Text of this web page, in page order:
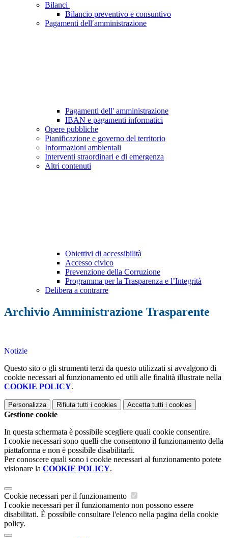
Bilanci
Bilancio preventivo e consuntivo
Pagamenti dell′amministrazione
Pagamenti dell' amministrazione
IBAN e pagamenti informatici
Opere pubbliche
Pianificazione e governo del territorio
Informazioni ambientali
Interventi straordinari e di emergenza
Altri contenuti
Obiettivi di accessibilità
Accesso civico
Prevenzione della Corruzione
Programma per la Trasparenza e l’Integrità
Delibera a contrarre
Archivio Amministrazione Trasparente
Notizie
Questo sito o gli strumenti terzi da questo utilizzati si avvalgono di
cookie necessari al funzionamento ed utili alle finalità illustrate nella
COOKIE POLICY.
Personalizza Rifiuta tutti i cookies Accetta tutti i cookies
Gestione cookie
In questa schermata è possibile scegliere quali cookie consentire.
I cookie necessari sono quelli che consentono il funzionamento della
piattaforma e non è possibile disabilitarli.
Per conoscere quali sono i cookie necessari al funzionamento potete
visionare la COOKIE POLICY.
Cookie necessari per il funzionamento
I cookie necessari per il funzionamento non possono essere
disabilitati. È possibile consultare l'elenco nella pagina della cookie
policy.